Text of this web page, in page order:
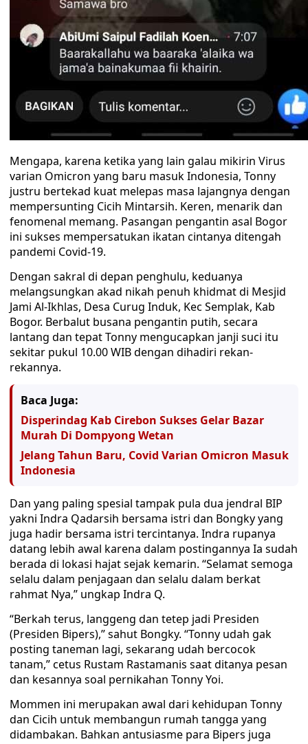
Mengapa, karena ketika yang lain galau mikirin Virus
varian Omicron yang baru masuk Indonesia, Tonny
justru bertekad kuat melepas masa lajangnya dengan
mempersunting Cicih Mintarsih. Keren, menarik dan
fenomenal memang. Pasangan pengantin asal Bogor
ini sukses mempersatukan ikatan cintanya ditengah
pandemi Covid-19.
Dengan sakral di depan penghulu, keduanya
melangsungkan akad nikah penuh khidmat di Mesjid
Jami Al-Ikhlas, Desa Curug Induk, Kec Semplak, Kab
Bogor. Berbalut busana pengantin putih, secara
lantang dan tepat Tonny mengucapkan janji suci itu
sekitar pukul 10.00 WIB dengan dihadiri rekan-
rekannya.
Baca Juga:
Disperindag Kab Cirebon Sukses Gelar Bazar
Murah Di Dompyong Wetan
Jelang Tahun Baru, Covid Varian Omicron Masuk
Indonesia
Dan yang paling spesial tampak pula dua jendral BIP
yakni Indra Qadarsih bersama istri dan Bongky yang
juga hadir bersama istri tercintanya. Indra rupanya
datang lebih awal karena dalam postingannya Ia sudah
berada di lokasi hajat sejak kemarin. “Selamat semoga
selalu dalam penjagaan dan selalu dalam berkat
rahmat Nya,” ungkap Indra Q.
“Berkah terus, langgeng dan tetep jadi Presiden
(Presiden Bipers),” sahut Bongky. “Tonny udah gak
posting taneman lagi, sekarang udah bercocok
tanam,” cetus Rustam Rastamanis saat ditanya pesan
dan kesannya soal pernikahan Tonny Yoi.
Mommen ini merupakan awal dari kehidupan Tonny
dan Cicih untuk membangun rumah tangga yang
didambakan. Bahkan antusiasme para Bipers juga